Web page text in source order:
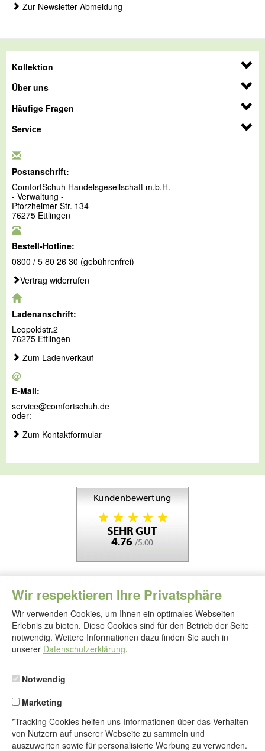
Wir respektieren Ihre Privatsphäre
Wir verwenden Cookies, um Ihnen ein optimales Webseiten-
Erlebnis zu bieten. Diese Cookies sind für den Betrieb der Seite
notwendig. Weitere Informationen dazu finden Sie auch in
unserer Datenschutzerklärung.
Notwendig
Marketing
*Tracking Cookies helfen uns Informationen über das Verhalten
von Nutzern auf unserer Webseite zu sammeln und
auszuwerten sowie für personalisierte Werbung zu verwenden.
Zur Newsletter-Abmeldung
Kollektion
Über uns
Häufige Fragen
Service
Postanschrift:
ComfortSchuh Handelsgesellschaft m.b.H.
- Verwaltung -
Pforzheimer Str. 134
76275 Ettlingen
Bestell-Hotline:
0800 / 5 80 26 30 (gebührenfrei)
Vertrag widerrufen
Ladenanschrift:
Leopoldstr.2
76275 Ettlingen
Zum Ladenverkauf
@
E-Mail:
service@comfortschuh.de
oder:
Zum Kontaktformular
Folgen